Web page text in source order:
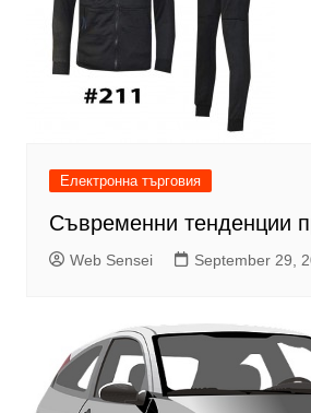
Електронна търговия
Съвременни тенденции
Web Sensei September 29,